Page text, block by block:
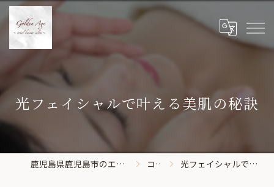
光フェイシャルで叶える美肌の秘訣
鹿児島県鹿児島市のエステならGolden Age コラム 光フェイシャルで叶える美肌の秘訣